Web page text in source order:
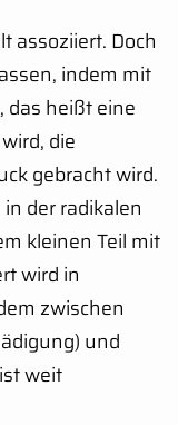
assoziiert. Doch
indem mit
das heißt eine
die
gebracht wird.
der radikalen
kleinen Teil mit
wird in
zwischen
und
weit